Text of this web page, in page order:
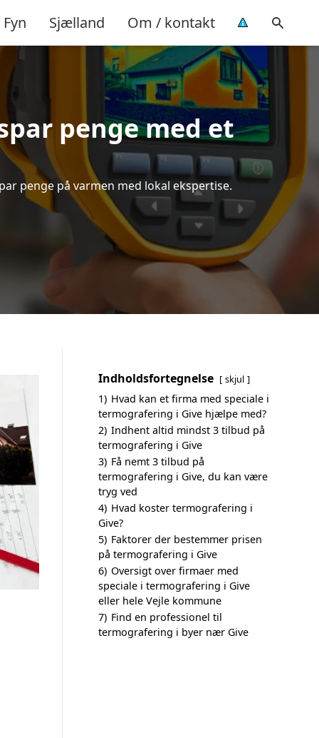
Fyn Sjælland Om / kontakt
penge med et
penge på varmen med lokal ekspertise.
Indholdsfortegnelse skjul
1) Hvad kan et firma med speciale i
termografering i Give hjælpe med?
2) Indhent altid mindst 3 tilbud på
termografering i Give
3) Få nemt 3 tilbud på
termografering i Give, du kan være
tryg ved
4) Hvad koster termografering i
Give?
5) Faktorer der bestemmer prisen
på termografering i Give
6) Oversigt over firmaer med
speciale i termografering i Give
eller hele Vejle kommune
7) Find en professionel til
termografering i byer nær Give